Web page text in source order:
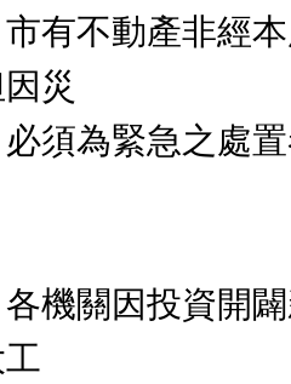
不動產非經本
災
須為緊急之處
關因投資開闢